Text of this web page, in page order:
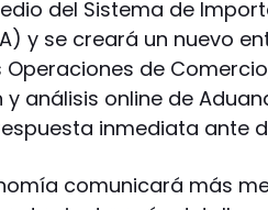
del Sistema de
y se creará un nuevo
Operaciones de
análisis online de
inmediata ante
comunicará más